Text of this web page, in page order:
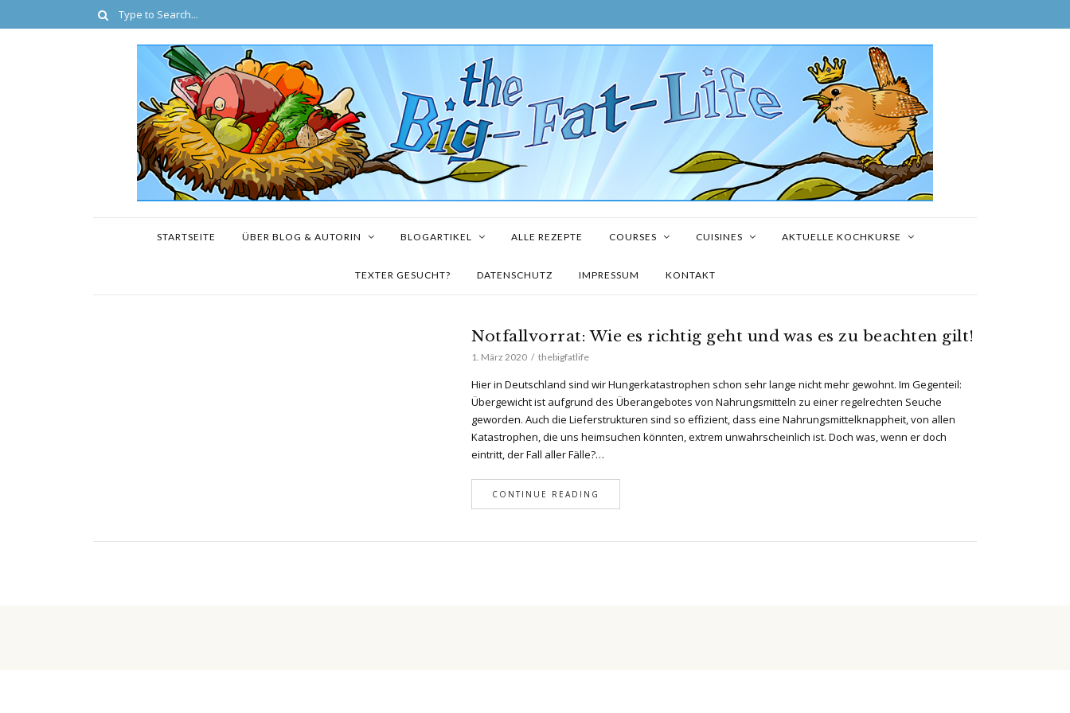
STARTSEITE ÜBER BLOG & AUTORIN BLOGARTIKEL ALLE REZEPTE COURSES CUISINES AKTUELLE KOCHKURSE
TEXTER GESUCHT? DATENSCHUTZ IMPRESSUM KONTAKT
Notfallvorrat: Wie es richtig geht und was es zu beachten gilt!
1. März 2020 thebigfatlife
Hier in Deutschland sind wir Hungerkatastrophen schon sehr lange nicht mehr gewohnt. Im Gegenteil:
Übergewicht ist aufgrund des Überangebotes von Nahrungsmitteln zu einer regelrechten Seuche
geworden. Auch die Lieferstrukturen sind so effizient, dass eine Nahrungsmittelknappheit, von allen
Katastrophen, die uns heimsuchen könnten, extrem unwahrscheinlich ist. Doch was, wenn er doch
eintritt, der Fall aller Fälle?…
CONTINUE READING